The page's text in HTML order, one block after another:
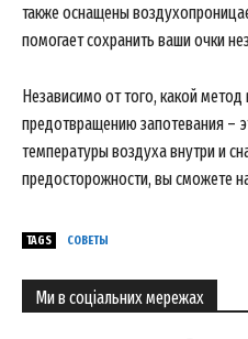
также оснащены
помогает сохранить ваши очки
Независимо от того, какой
предотвращению запотевания –
температуры воздуха внутри и
предосторожности, вы сможете
TAGS СОВЕТЫ
Ми в соціальних мережах